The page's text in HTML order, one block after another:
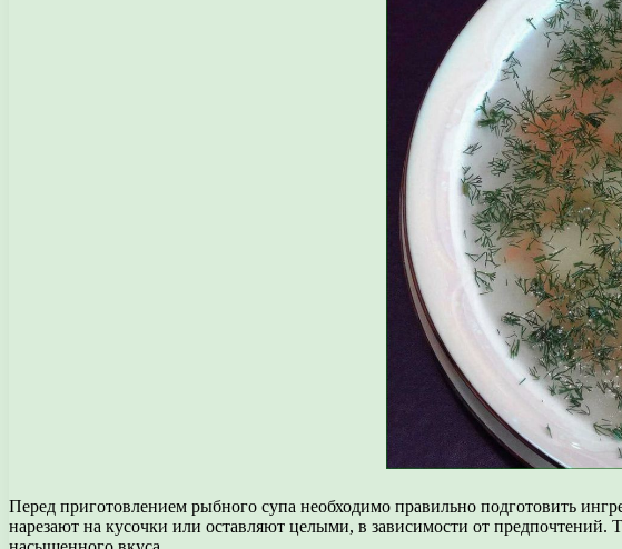
Перед приготовлением рыбного супа необходимо правильно подготовить
нарезают на кусочки или оставляют целыми, в зависимости от предпочтений.